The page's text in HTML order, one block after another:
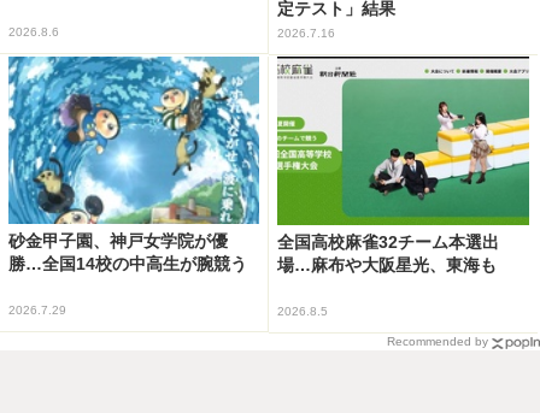
2026.8.6
定テスト」結果
2026.7.16
砂金甲子園、神戸女学院が優
勝…全国14校の中高生が腕競う
2026.7.29
全国高校麻雀32チーム本選出
場…麻布や大阪星光、東海も
2026.8.5
Recommended by